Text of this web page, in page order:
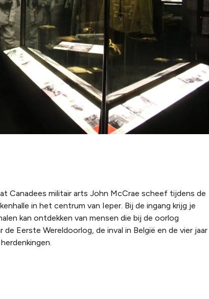
Canadees militair arts John McCrae scheef tijdens de
in het centrum van Ieper. Bij de ingang krijg je
kan ontdekken van mensen die bij de oorlog
Eerste Wereldoorlog, de inval in België en de vier jaar